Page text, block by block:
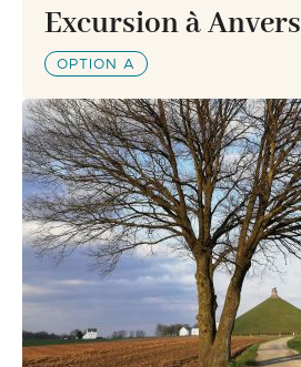
Excursion à Anvers
OPTION A